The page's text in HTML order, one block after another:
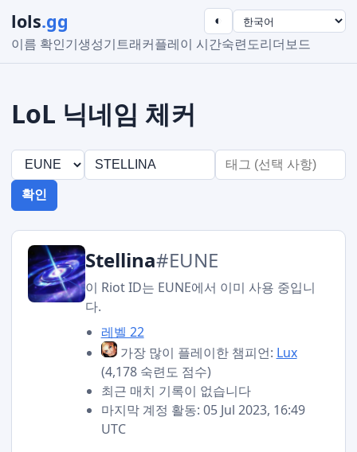
lols.gg
이름 확인기생성기트래커플레이 시간숙련도리더보드
◐
LoL 닉네임 체커
확인
Stellina#EUNE
이 Riot ID는 EUNE에서 이미 사용 중입니
다.
레벨 22
가장 많이 플레이한 챔피언: Lux
(4,178 숙련도 점수)
최근 매치 기록이 없습니다
마지막 계정 활동: 05 Jul 2023, 16:49
UTC